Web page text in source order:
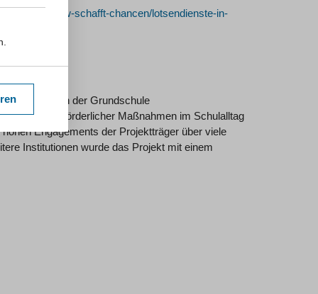
nrw-schafft-chancen/lotsendienste-in-
in der Grundschule
Maßnahmen im Schulalltag
Engagements der Projektträger über viele
Institutionen wurde das Projekt mit einem